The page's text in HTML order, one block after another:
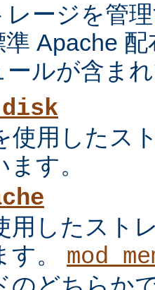
レージを管
Apache
ールが含ま
使用したス
す。
用したスト
す。